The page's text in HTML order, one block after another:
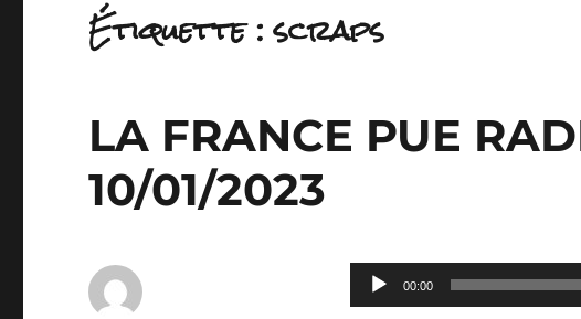
Étiquette :scraps
LA FRANCE PUE
10/01/2023
Lecteur
audio
00:00